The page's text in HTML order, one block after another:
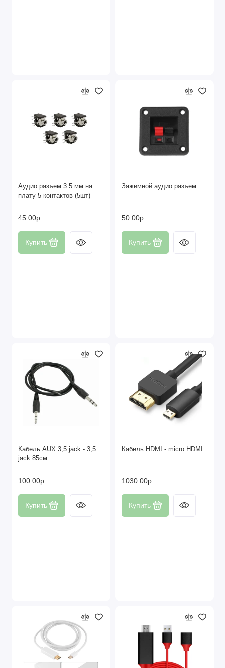
Аудио разъем 3.5 мм на
плату 5 контактов (5шт)
45.00р.
Купить
Зажимной аудио разъем
50.00р.
Купить
Кабель AUX 3,5 jack - 3,5
jack 85см
100.00р.
Купить
Кабель HDMI - micro HDMI
1030.00р.
Купить